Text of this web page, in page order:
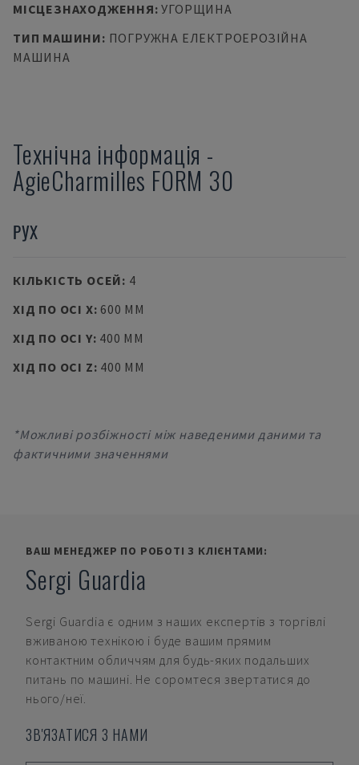
МІСЦЕЗНАХОДЖЕННЯ:УГОРЩИНА
ТИП МАШИНИ: ПОГРУЖНА ЕЛЕКТРОЕРОЗІЙНА
МАШИНА
Технічна інформація -
AgieCharmilles FORM 30
РУХ
КІЛЬКІСТЬ ОСЕЙ: 4
ХІД ПО ОСІ X: 600 MM
ХІД ПО ОСІ Y: 400 MM
ХІД ПО ОСІ Z: 400 MM
*Можливі розбіжності між наведеними даними та
фактичними значеннями
ВАШ МЕНЕДЖЕР ПО РОБОТІ З КЛІЄНТАМИ:
Sergi Guardia
Sergi Guardia є одним з наших експертів з торгівлі
вживаною технікою і буде вашим прямим
контактним обличчям для будь-яких подальших
питань по машині. Не соромтеся звертатися до
нього/неї.
ЗВ'ЯЗАТИСЯ З НАМИ